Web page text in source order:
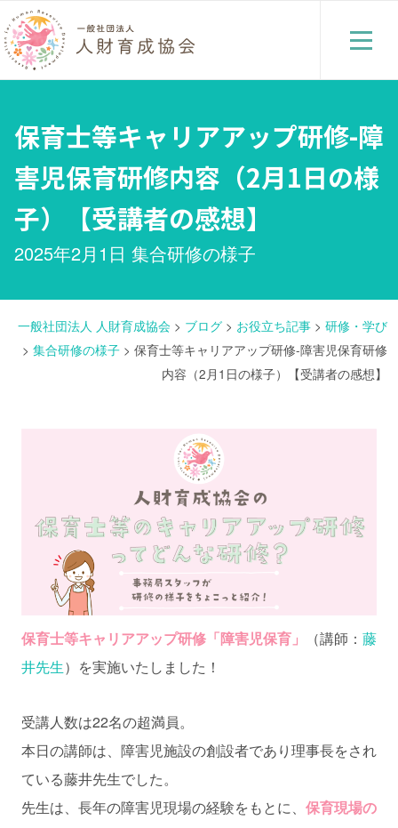
保育士等キャリアアップ研修-障
害児保育研修内容（2月1日の様
子）【受講者の感想】
2025年2月1日 集合研修の様子
一般社団法人 人財育成協会 > ブログ > お役立ち記事 > 研修・学び
> 集合研修の様子 > 保育士等キャリアアップ研修-障害児保育研修
内容（2月1日の様子）【受講者の感想】
保育士等キャリアアップ研修「障害児保育」 （講師： 藤
井先生）を実施いたしました！
受講人数は22名の超満員。
本日の講師は、障害児施設の創設者であり理事長をされ
ている藤井先生でした。
先生は、長年の障害児現場の経験をもとに、 保育現場の